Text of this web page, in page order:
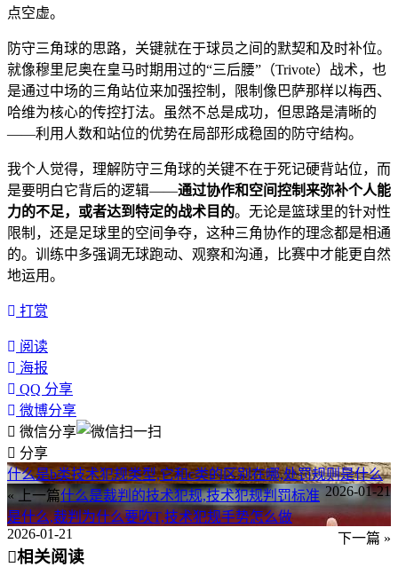
点空虚。
防守三角球的思路，关键就在于球员之间的默契和及时补位。
就像穆里尼奥在皇马时期用过的“三后腰”（Trivote）战术，也
是通过中场的三角站位来加强控制，限制像巴萨那样以梅西、
哈维为核心的传控打法。虽然不总是成功，但思路是清晰的
——利用人数和站位的优势在局部形成稳固的防守结构。
我个人觉得，理解防守三角球的关键不在于死记硬背站位，而
是要明白它背后的逻辑——通过协作和空间控制来弥补个人能
力的不足，或者达到特定的战术目的。无论是篮球里的针对性
限制，还是足球里的空间争夺，这种三角协作的理念都是相通
的。训练中多强调无球跑动、观察和沟通，比赛中才能更自然
地运用。
打赏
阅读
海报
QQ 分享
微博分享
微信分享
分享
什么是b类技术犯规类型,它和c类的区别在哪,处罚规则是什么
« 上一篇
2026-01-21
什么是裁判的技术犯规,技术犯规判罚标准
是什么,裁判为什么要吹T,技术犯规手势怎么做
下一篇 »
2026-01-21
相关阅读